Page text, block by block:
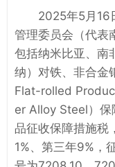
2025年5月16
管理委员会（代表
包括纳米比亚、南
纳）对铁、非合金
Flat-rolled
er Alloy Steel）保
品征收保障措施税
1%、第三年9%，